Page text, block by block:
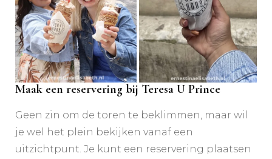
Maak een reservering bij Teresa U Prince
Geen zin om de toren te beklimmen, maar wil
je wel het plein bekijken vanaf een
uitzichtpunt. Je kunt een reservering plaatsen